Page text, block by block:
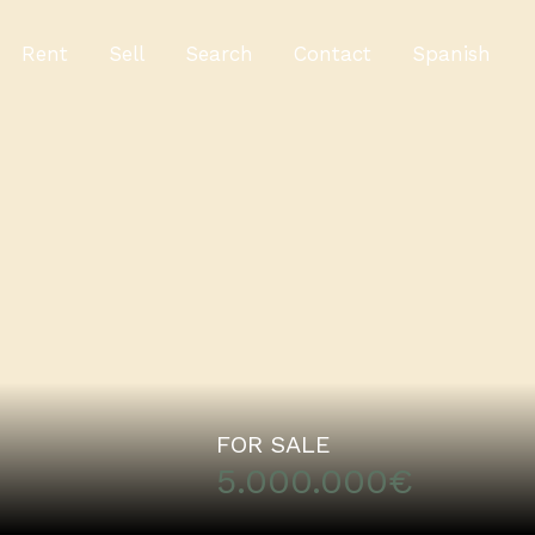
Rent Sell Search Contact Spanish
Rent Sell Search Contact Spanish
FOR SALE
5.000.000€